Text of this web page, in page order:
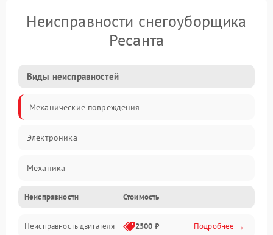
Неисправности снегоуборщика
Ресанта
Виды неисправностей
Механические повреждения
Электроника
Механика
Трансмиссия
Электропитание
Неисправности Стоимость
Неисправность двигателя 2500 ₽ Подробнее →